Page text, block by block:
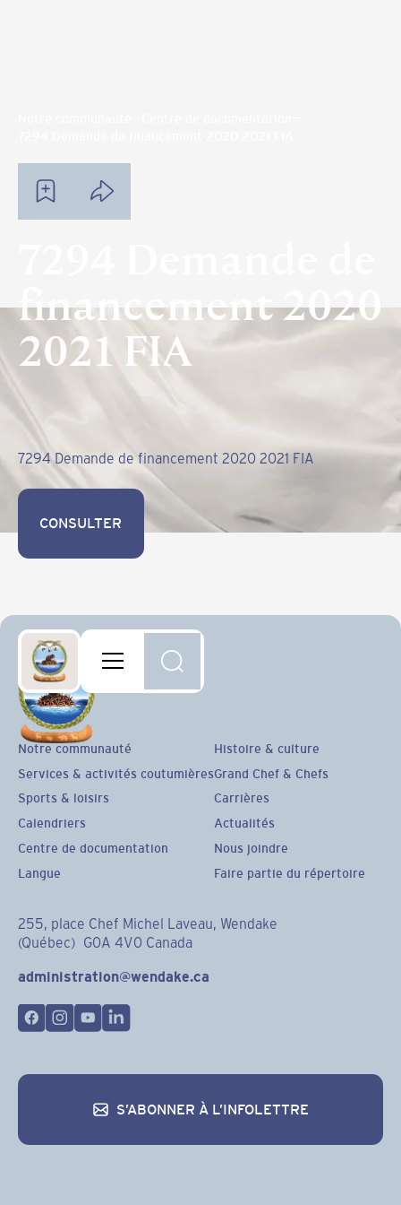
financement 2020
2021 FIA
7294 Demande de financement 2020 2021 FIA
CONSULTER
CONSULTER
255, place Chef Michel Laveau, Wendake
(Québec) G0A 4V0 Canada
administration@wendake.ca
Notre communauté
Services & activités coutumières
Sports & loisirs
Calendriers
Centre de documentation
Langue
Histoire & culture
Grand Chef & Chefs
Carrières
Actualités
Nous joindre
Faire partie du répertoire
S’ABONNER À L’INFOLETTRE
S’abonner à l’infolettre